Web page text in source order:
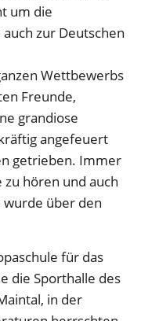
um die
zur Deutschen
Wettbewerbs
Freunde,
grandiose
angefeuert
getrieben. Immer
zu hören und auch
wurde über den
für das
die Sporthalle des
in der